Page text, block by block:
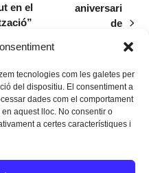
tecnologies com les galetes per
del dispositiu. El consentiment a
dades com el comportament
aquest lloc. No consentir o
a certes característiques i
en el
aniversari
de
Twitter